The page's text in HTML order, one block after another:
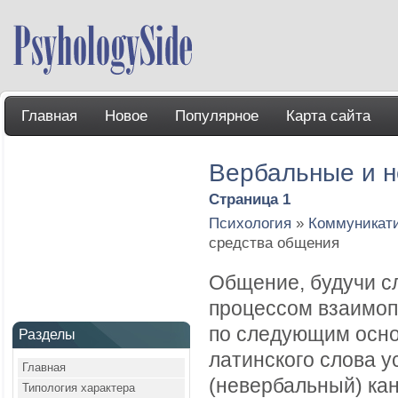
Главная Новое Популярное Карта сайта
Разделы
Главная
Типология характера
Вербальные и
Страница 1
Психология »
средства общения
Общение, будучи
процессом
по следующим
латинского слова
(невербальный)